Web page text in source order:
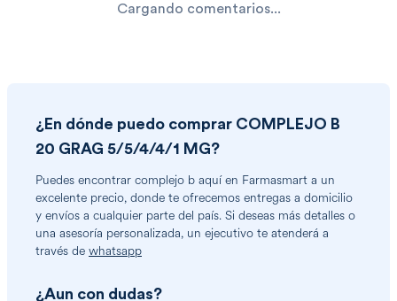
Cargando comentarios...
¿En dónde puedo comprar COMPLEJO B
20 GRAG 5/5/4/4/1 MG?
Puedes encontrar complejo b aquí en Farmasmart a un
excelente precio, donde te ofrecemos entregas a domicilio
y envíos a cualquier parte del país. Si deseas más detalles o
una asesoría personalizada, un ejecutivo te atenderá a
través de whatsapp
¿Aun con dudas?